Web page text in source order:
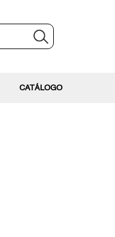
CATÁLOGO